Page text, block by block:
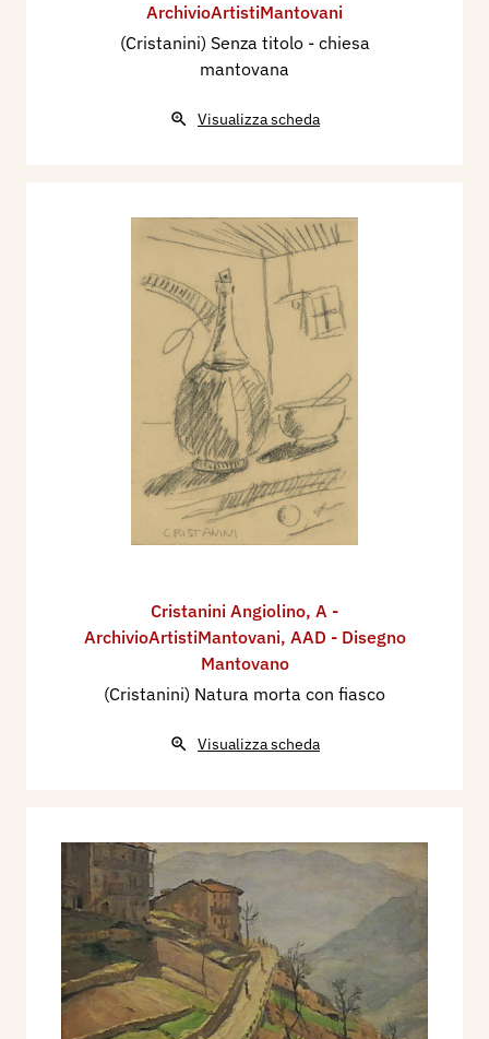
ArchivioArtistiMantovani
(Cristanini) Senza titolo - chiesa
mantovana
Visualizza scheda
Cristanini Angiolino, A -
ArchivioArtistiMantovani, AAD - Disegno
Mantovano
(Cristanini) Natura morta con fiasco
Visualizza scheda